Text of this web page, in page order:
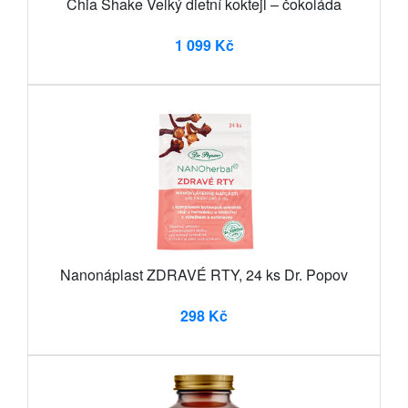
1 099 Kč
Nanonáplast ZDRAVÉ RTY, 24 ks Dr. Popov
298 Kč